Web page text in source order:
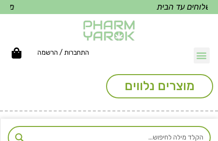
עד הבית
התחברות / הרשמה
מוצרים נלווים